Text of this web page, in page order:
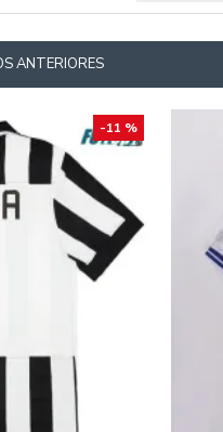
ANTERIORES
-11 %